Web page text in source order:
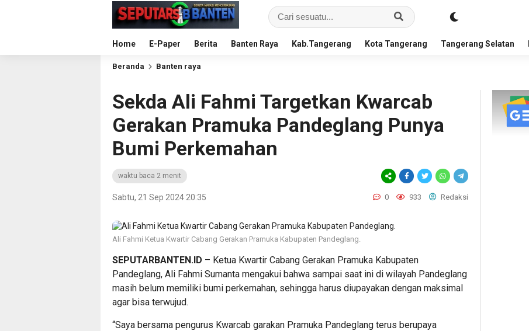
Home E-Paper Berita Banten Raya Kab.Tangerang Kota Tangerang Tangerang Selatan
Beranda Banten raya
Sekda Ali Fahmi Targetkan Kwarcab
Gerakan Pramuka Pandeglang Punya
Bumi Perkemahan
waktu baca 2 menit
Sabtu, 21 Sep 2024 20:35 0 933 Redaksi
Ali Fahmi Ketua Kwartir Cabang Gerakan Pramuka Kabupaten Pandeglang.
SEPUTARBANTEN.ID – Ketua Kwartir Cabang Gerakan Pramuka Kabupaten
Pandeglang, Ali Fahmi Sumanta mengakui bahwa sampai saat ini di wilayah Pandeglang
masih belum memiliki bumi perkemahan, sehingga harus diupayakan dengan maksimal
agar bisa terwujud.
“Saya bersama pengurus Kwarcab garakan Pramuka Pandeglang terus berupaya